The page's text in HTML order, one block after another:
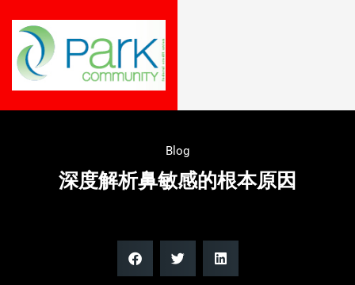
Blog
深度解析鼻敏感的根本原因